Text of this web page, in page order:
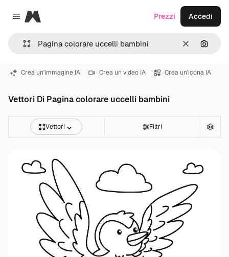
Close menu
Magnific
CancellaCerca
Prezzi Accedi
Crea un'immagine IA Crea un video IA Crea un'icona IA
Vettori Di Pagina colorare uccelli bambini
Vettori Filtri